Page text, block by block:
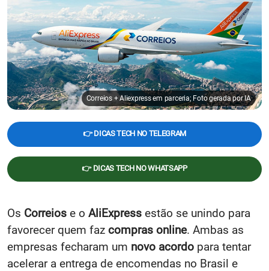
Correios + Aliexpress em parceria; Foto gerada por IA
👉 DICAS TECH NO TELEGRAM
👉 DICAS TECH NO WHATSAPP
Os Correios e o AliExpress estão se unindo para
favorecer quem faz compras online. Ambas as
empresas fecharam um novo acordo para tentar
acelerar a entrega de encomendas no Brasil e